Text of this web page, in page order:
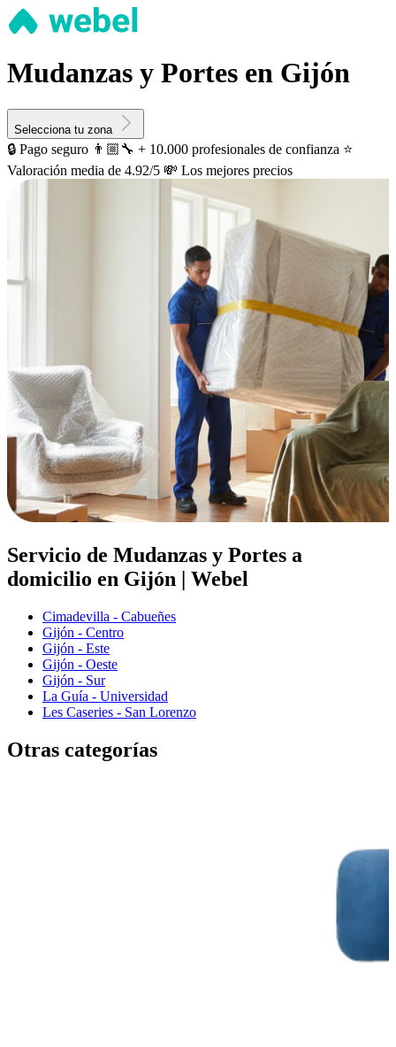
Mudanzas y Portes en Gijón
Selecciona tu zona
🔒 Pago seguro 👨🏼‍🔧 + 10.000 profesionales de confianza ⭐️
Valoración media de 4.92/5 💸 Los mejores precios
Servicio de Mudanzas y Portes a
domicilio en Gijón | Webel
Cimadevilla - Cabueñes
Gijón - Centro
Gijón - Este
Gijón - Oeste
Gijón - Sur
La Guía - Universidad
Les Caseries - San Lorenzo
Otras categorías